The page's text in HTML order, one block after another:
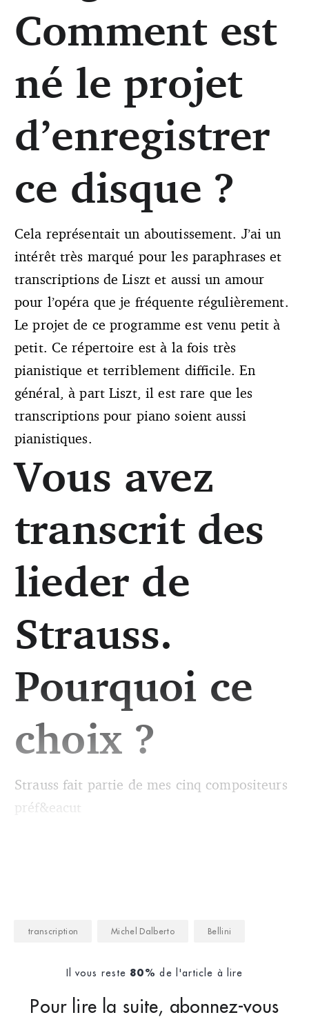
Comment est
né le projet
d’enregistrer
ce disque ?
Cela représentait un aboutissement. J’ai un
intérêt très marqué pour les paraphrases et
transcriptions de Liszt et aussi un amour
pour l’opéra que je fréquente régulièrement.
Le projet de ce programme est venu petit à
petit. Ce répertoire est à la fois très
pianistique et terriblement difficile. En
général, à part Liszt, il est rare que les
transcriptions pour piano soient aussi
pianistiques.
Vous avez
transcrit des
lieder de
Strauss.
Pourquoi ce
choix ?
Strauss fait partie de mes cinq compositeurs
préf&eacut
transcription Michel Dalberto Bellini
Il vous reste 80% de l'article à lire
Pour lire la suite, abonnez-vous